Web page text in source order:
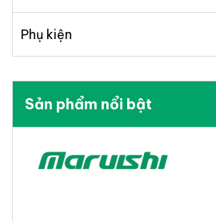
Phụ kiện
Sản phẩm nổi bật